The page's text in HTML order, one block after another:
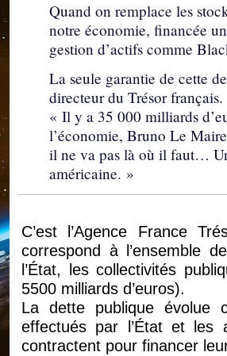
Quand on remplace les
notre économie, financée
gestion d’actifs comme
La seule garantie de cette
directeur du Trésor français.
« Il y a 35 000 milliards
l’économie, Bruno Le
il ne va pas là où il faut…
américaine. »
C’est l’Agence France
correspond à l’ensemble
l’État, les collectivités
5500 milliards d’euros).
La dette publique évolue
effectués par l’État et les
contractent pour financer